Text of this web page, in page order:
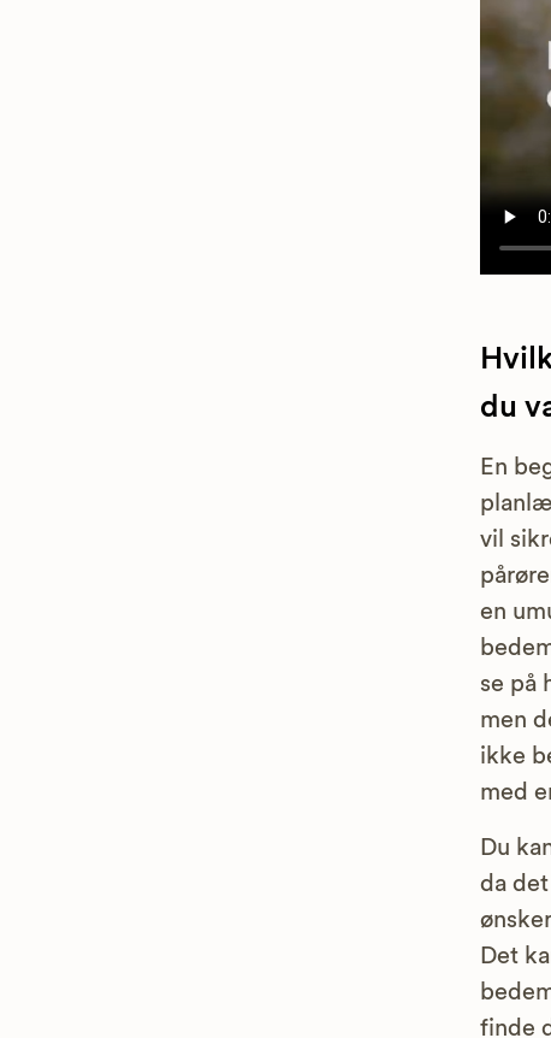
du
En
vil
en
se på
men
ikke
med
Du
da
Det
finde